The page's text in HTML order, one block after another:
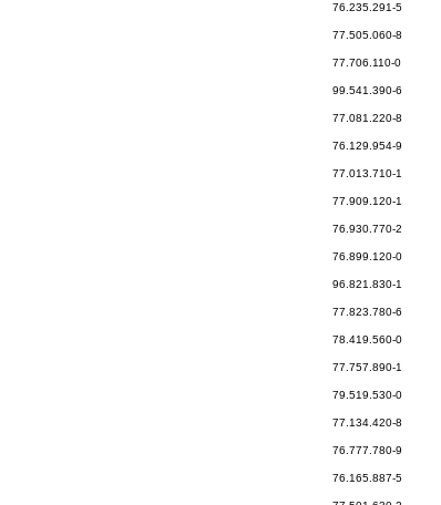
76.235.291-5
77.505.060-8
77.706.110-0
99.541.390-6
77.081.220-8
76.129.954-9
77.013.710-1
77.909.120-1
76.930.770-2
76.899.120-0
96.821.830-1
77.823.780-6
78.419.560-0
77.757.890-1
79.519.530-0
77.134.420-8
76.777.780-9
76.165.887-5